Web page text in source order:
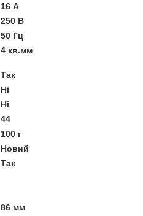
16 А
250 В
50 Гц
4 кв.мм
Так
Ні
Ні
44
100 г
Новий
Так
86 мм